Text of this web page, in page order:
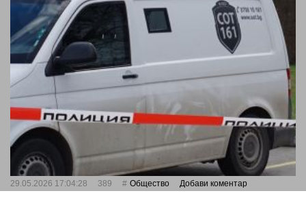
29.05.2026 17:04:28 389 Общество Добави коментар